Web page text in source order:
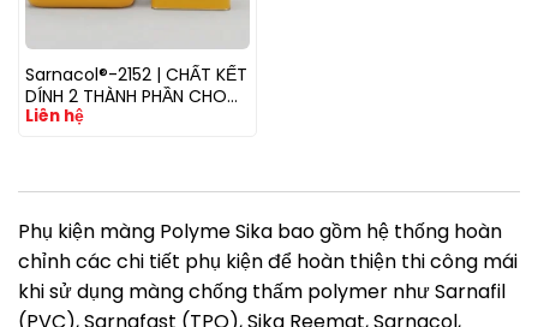
Sarnacol®-2152 | CHẤT KẾT
DÍNH 2 THÀNH PHẦN CHO
CÁC LOẠI MÀNG CHỐNG
Liên hệ
Phụ kiện màng Polyme Sika bao gồm hệ thống hoàn
chỉnh các chi tiết phụ kiện để hoàn thiện thi công mái
khi sử dụng màng chống thấm polymer như Sarnafil
(PVC), Sarnafast (TPO), Sika Reemat, Sarnacol,